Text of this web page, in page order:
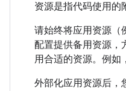
资源是指代码使用的
请始终将应用资源（
配置提供备用资源，
用合适的资源。例如
外部化应用资源后，